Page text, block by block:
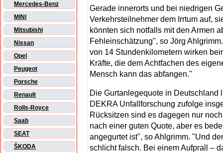
Mercedes-Benz
MINI
Mitsubishi
Nissan
Opel
Peugeot
Porsche
Renault
Rolls-Royce
Saab
SEAT
ŠKODA
Gerade innerorts und bei niedrigen
Verkehrsteilnehmer dem Irrtum auf,
könnten sich notfalls mit den Armen
Fehleinschätzung", so Jörg
von 14 Stundenkilometern wirken
Kräfte, die dem Achtfachen des
Mensch kann das abfangen."
Die Gurtanlegequote in Deutschland
DEKRA Unfallforschung zufolge
Rücksitzen sind es dagegen nur
nach einer guten Quote, aber es
angegurtet ist", so Ahlgrimm. "Und
schlicht falsch. Bei einem Aufprall –